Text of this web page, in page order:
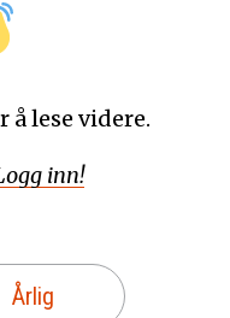
lese videre.
inn!
Årlig